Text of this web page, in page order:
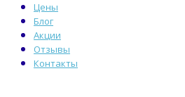
Цены
Блог
Акции
Отзывы
Контакты